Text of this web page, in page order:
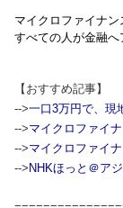
マイクロファイナン
すべての人が金融へ
【おすすめ記事】
-->一口3万円で、現
-->マイクロファイ
-->マイクロファイ
--> NHKほっと＠ア